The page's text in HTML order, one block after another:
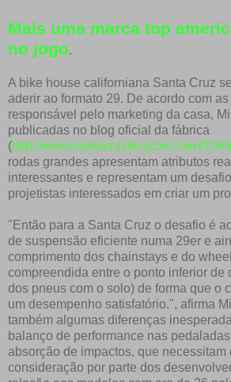
Mais uma marca top
no jogo.
A bike house californiana Santa Cruz
aderir ao formato 29. De acordo com
responsável pelo marketing da casa,
publicadas no blog oficial da fábrica
(http://www.santacruzbicycles.com/
rodas grandes apresentam atributos
interessantes e representam um
projetistas interessados em criar um
"Então para a Santa Cruz o desafio é
de suspensão eficiente numa 29er e
comprimento dos chainstays e do
compreendida entre o ponto inferior de
dos pneus com o solo) de forma que o
um desempenho satisfatório.", afirma
também algumas diferenças
balanço de performance nas
absorção de impactos, que necessitam
consideração por parte dos